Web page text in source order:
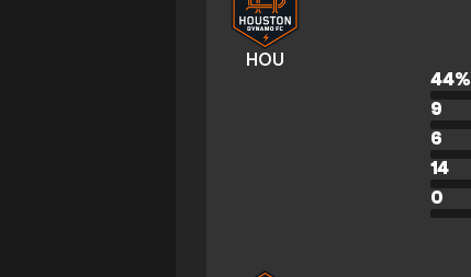
HOU
44%
9
6
14
0